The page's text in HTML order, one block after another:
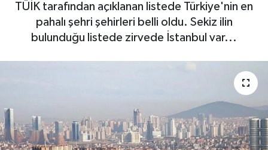
TÜİK tarafından açıklanan listede Türkiye'nin en
pahalı şehri şehirleri belli oldu. Sekiz ilin
bulunduğu listede zirvede İstanbul var...
SİYASET
EKONOMİ
SAĞLIK
Süper Lig Puan Durumu ve Fikstür
Tüm Manşetler